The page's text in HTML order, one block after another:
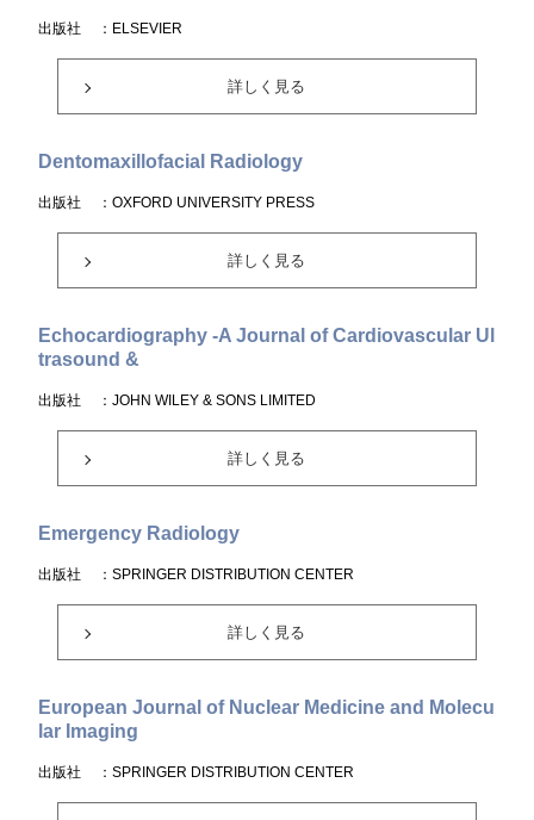
出版社 ：ELSEVIER
詳しく見る
Dentomaxillofacial Radiology
出版社 ：OXFORD UNIVERSITY PRESS
詳しく見る
Echocardiography -A Journal of Cardiovascular Ul
trasound &
出版社 ：JOHN WILEY & SONS LIMITED
詳しく見る
Emergency Radiology
出版社 ：SPRINGER DISTRIBUTION CENTER
詳しく見る
European Journal of Nuclear Medicine and Molecu
lar Imaging
出版社 ：SPRINGER DISTRIBUTION CENTER